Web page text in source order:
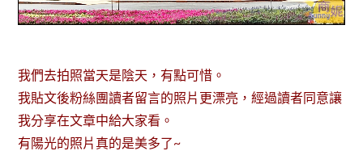
我們去拍照當天是陰天，有點可惜。
我貼文後粉絲團讀者留言的照片更漂亮，經過讀者同意讓
我分享在文章中給大家看。
有陽光的照片真的是美多了~